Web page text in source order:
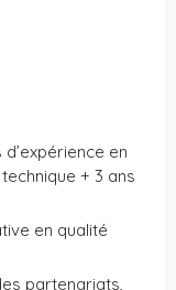
en
+ 3 ans
en qualité
partenariats,